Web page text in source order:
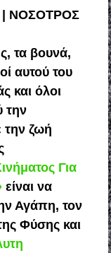
| ΝΟΣΟΤΡΟΣ
τα βουνά,
αυτού του
και όλοι
την
την ζωή
Για
είναι να
Αγάπη, τον
Φύσης και